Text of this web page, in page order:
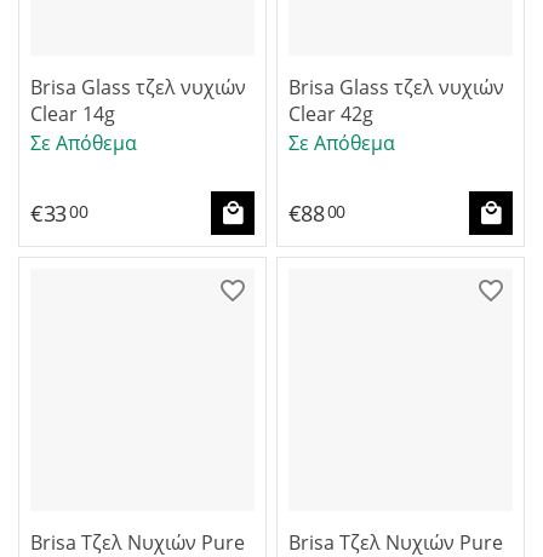
Brisa Glass τζελ νυχιών
Clear 14g
Σε Απόθεμα
€3300
Brisa Glass τζελ νυχιών
Clear 42g
Σε Απόθεμα
€8800
Brisa Τζελ Νυχιών Pure
Brisa Τζελ Νυχιών Pure